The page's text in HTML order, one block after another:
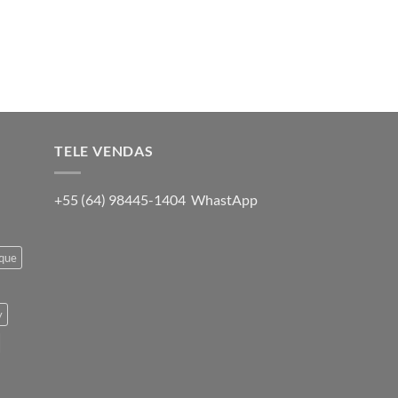
TELE VENDAS
+55 (64) 98445-1404 WhastApp